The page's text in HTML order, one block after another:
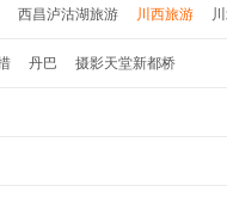
西昌泸沽湖旅游 川西旅游
丹巴 摄影天堂新都桥